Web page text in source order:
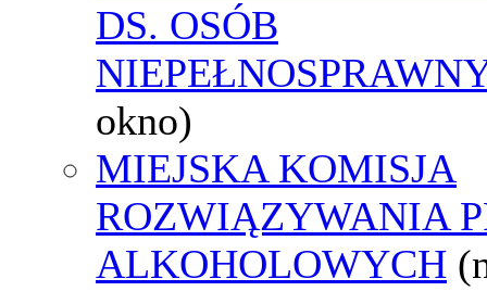
DS. OSÓB
okno)
MIEJSKA KOMISJA
ROZWIĄZYWANIA
ALKOHOLOWYCH